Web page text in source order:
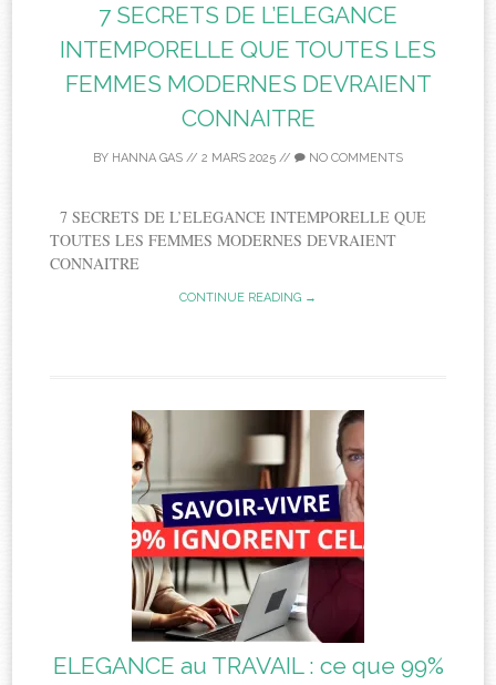
7 SECRETS DE L’ELEGANCE
INTEMPORELLE QUE TOUTES LES
FEMMES MODERNES DEVRAIENT
CONNAITRE
BY HANNA GAS // 2 MARS 2025 // NO COMMENTS
7 SECRETS DE L’ELEGANCE INTEMPORELLE QUE
TOUTES LES FEMMES MODERNES DEVRAIENT
CONNAITRE
CONTINUE READING →
ELEGANCE au TRAVAIL : ce que 99%